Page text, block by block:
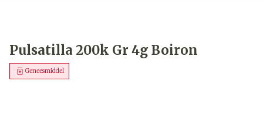
Pulsatilla 200k Gr 4g Boiron
Geneesmiddel